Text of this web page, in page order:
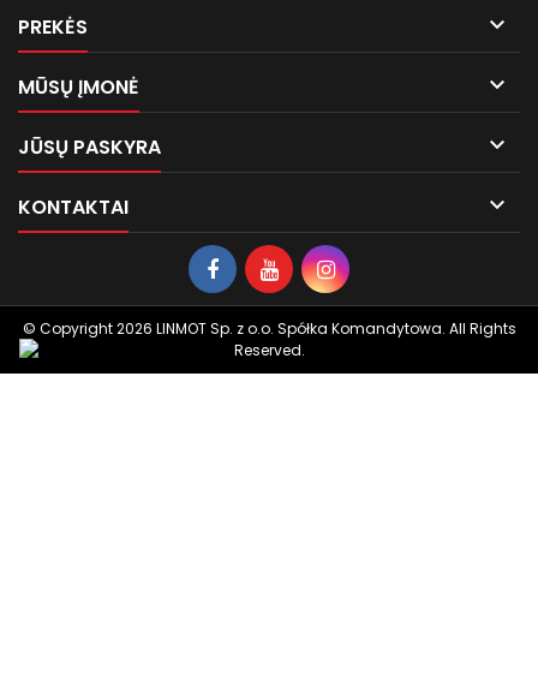
PREKĖS 
MŪSŲ ĮMONĖ 
JŪSŲ PASKYRA 
KONTAKTAI 
© Copyright 2026 LINMOT Sp. z o.o. Spółka Komandytowa. All Rights
Reserved.